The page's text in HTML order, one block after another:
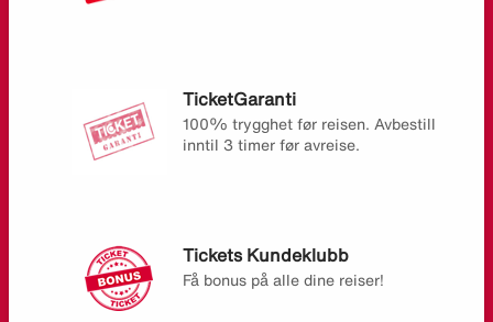
TicketGaranti
100% trygghet før reisen. Avbestill
inntil 3 timer før avreise.
Tickets Kundeklubb
Få bonus på alle dine reiser!